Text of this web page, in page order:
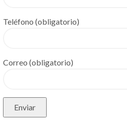
Teléfono (obligatorio)
Correo (obligatorio)